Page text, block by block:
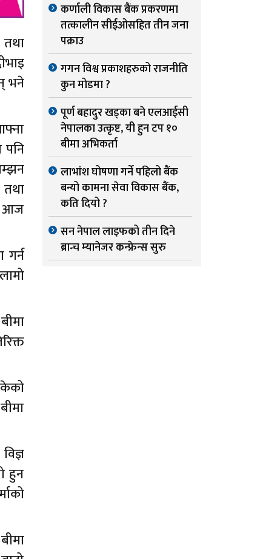
भने
आज
हुन
कर्णाली विकास बैंक प्रकरणमा
तत्कालीन सीईओसहित तीन जना
पक्राउ
गगन विश्व प्रकाशहरुको राजनीति
कुन मोडमा ?
पूर्ण बहादुर खड्का बने एलआईसी
नेपालका उत्कृष्ट, यी हुन टप १०
बीमा अभिकर्ता
लाभांश घोषणा गर्ने पहिलो बैंक
बन्यो कामना सेवा विकास बैंक,
कति दियो ?
सन नेपाल लाइफको तीन दिने
ब्रान्च म्यानेजर कन्फ्रेन्स सुरु